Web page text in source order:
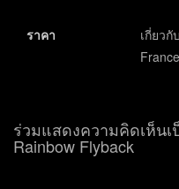
ราคา
เกี่ยวกั
ร่วมแสดงความคิดเห็น
Rainbow Flyback